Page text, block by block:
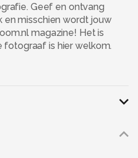
Geef en ontvang
misschien wordt jouw
magazine! Het is
fotograaf is hier welkom.